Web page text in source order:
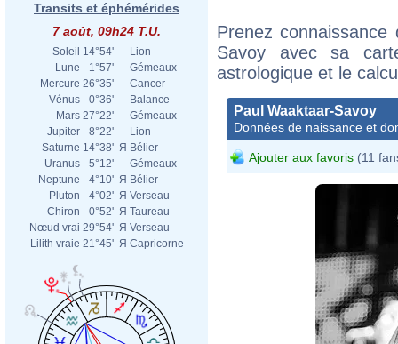
Transits et éphémérides
7 août, 09h24 T.U.
Soleil 14°54'
Lion
Lune
1°57'
Gémeaux
Mercure 26°35'
Cancer
Vénus
0°36'
Balance
Mars 27°22'
Gémeaux
Jupiter
8°22'
Lion
Saturne 14°38' Я Bélier
Uranus
5°12'
Gémeaux
Neptune
4°10' Я Bélier
Pluton
4°02' Я Verseau
Chiron
0°52' Я Taureau
Nœud vrai 29°54' Я Verseau
Lilith vraie 21°45' Я Capricorne
Prenez
Savoy avec sa
astrologique et le
Paul Waaktaar-Savoy
Données de naissance et
Ajouter aux favoris (11